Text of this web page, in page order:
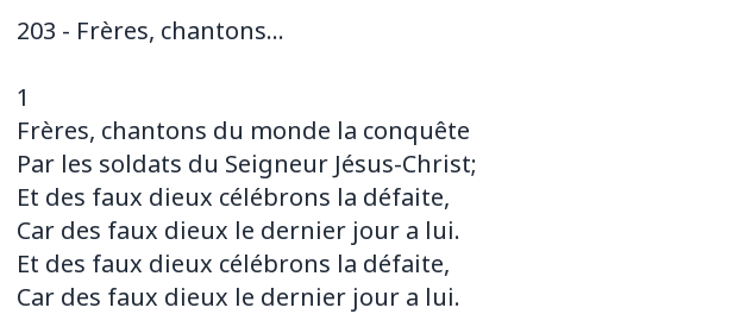
203 - Frères, chantons...
1
Frères, chantons du monde la conquête
Par les soldats du Seigneur Jésus-Christ;
Et des faux dieux célébrons la défaite,
Car des faux dieux le dernier jour a lui.
Et des faux dieux célébrons la défaite,
Car des faux dieux le dernier jour a lui.